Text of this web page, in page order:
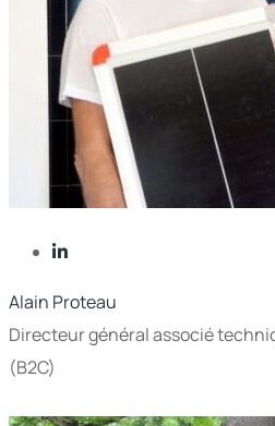
Alain Proteau
Directeur général associé
(B2C)